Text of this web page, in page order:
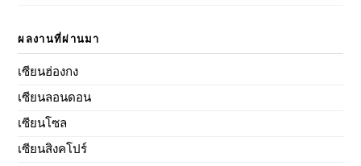
ผลงานที่ผ่านมา
เซียนฮ่องกง
เซียนลอนดอน
เซียนโซล
เซียนสิงคโปร์